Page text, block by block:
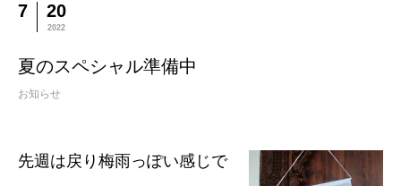
7 20
2022
夏のスペシャル準備中
お知らせ
先週は戻り梅雨っぽい感じで